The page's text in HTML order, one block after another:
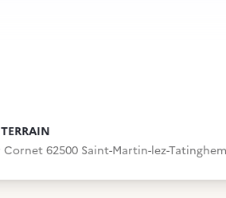
Cornet 62500 Saint-Martin-lez-Tatinghem